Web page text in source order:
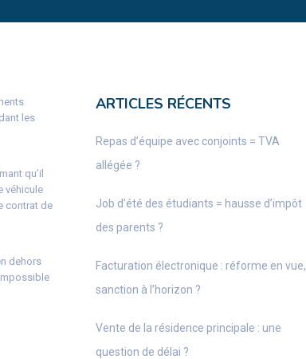
les
qu’il
véhicule
contrat de
dehors
ARTICLES RÉCENTS
Repas d’équipe avec conjoints = TVA
allégée ?
Job d’été des étudiants = hausse d’impôt
des parents ?
Facturation électronique : réforme en vue,
sanction à l’horizon ?
Vente de la résidence principale : une
question de délai ?